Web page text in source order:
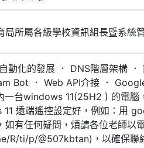
局所屬各級學校資訊組長暨系統
動化的發展 ． DNS階層架構
Bot ． Web API介接 ．
一台windows 11(25H2 ) 的電
11 遠端遙控設定好，例如：用
如有任何疑問，煩請各位老師
R/ti/p/@507kbtan)，以確保聯